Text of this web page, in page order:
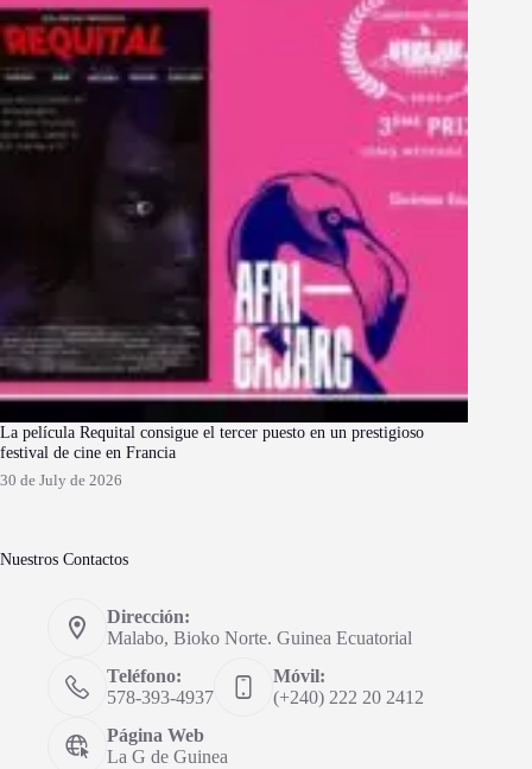
La película Requital consigue el tercer puesto en un prestigioso
festival de cine en Francia
30 de July de 2026
Nuestros Contactos
Dirección:
Malabo, Bioko Norte. Guinea Ecuatorial
Teléfono:
578-393-4937
Móvil:
(+240) 222 20 2412
Página Web
La G de Guinea